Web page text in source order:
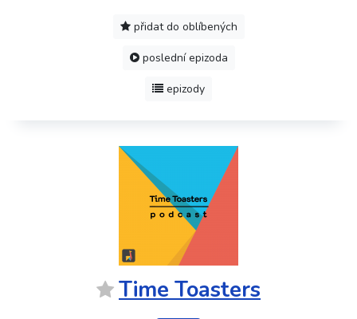
přidat do oblíbených
poslední epizoda
epizody
Time Toasters